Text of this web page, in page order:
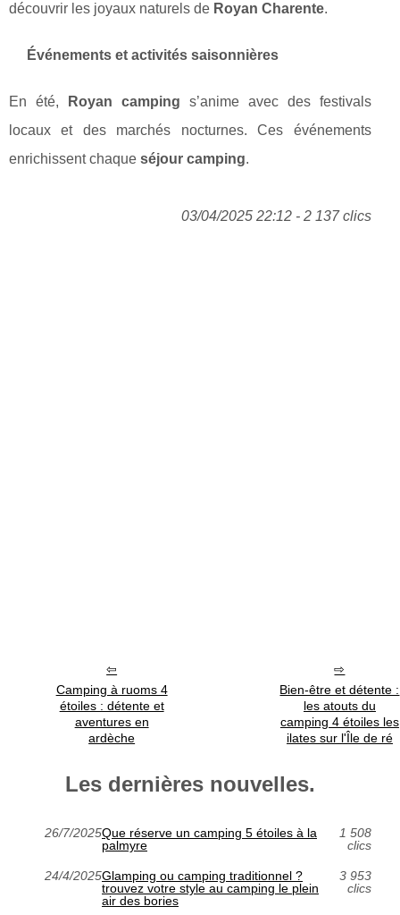
découvrir les joyaux naturels de Royan Charente.
Événements et activités saisonnières
En été, Royan camping s’anime avec des festivals
locaux et des marchés nocturnes. Ces événements
enrichissent chaque séjour camping.
03/04/2025 22:12 - 2 137 clics
Camping à ruoms 4
étoiles : détente et
aventures en
ardèche
Bien-être et détente :
les atouts du
camping 4 étoiles les
ilates sur l'Île de ré
Les dernières nouvelles.
26/7/2025Que réserve un camping 5 étoiles à la
palmyre
1 508
clics
24/4/2025Glamping ou camping traditionnel ?
trouvez votre style au camping le plein
air des bories
3 953
clics